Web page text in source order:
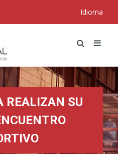
Idioma
REALIZAN SU